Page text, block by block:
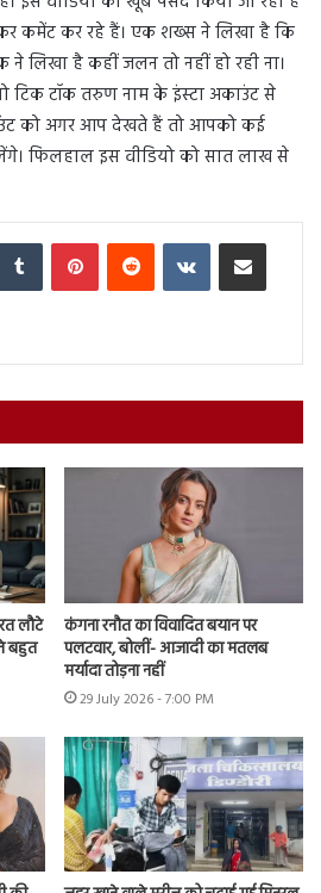
कमेंट कर रहे हैं। एक शख्स ने लिखा है कि
ने लिखा है कहीं जलन तो नहीं हो रही ना।
टिक टॉक तरुण नाम के इंस्टा अकाउंट से
को अगर आप देखते हैं तो आपको कई
फिलहाल इस वीडियो को सात लाख से
Tumblr PinterestReddit VKontakteShare via Email
लौटे
बहुत
कंगना रनौत का विवादित बयान पर
पलटवार, बोलीं- आजादी का मतलब
मर्यादा तोड़ना नहीं
29 July 2026 - 7:00 PM